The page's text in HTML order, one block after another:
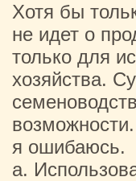
Хотя бы
не идет о
только для
хозяйства.
я ошибаюсь.
a.